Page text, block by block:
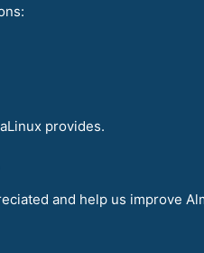
provides.
and help us improve